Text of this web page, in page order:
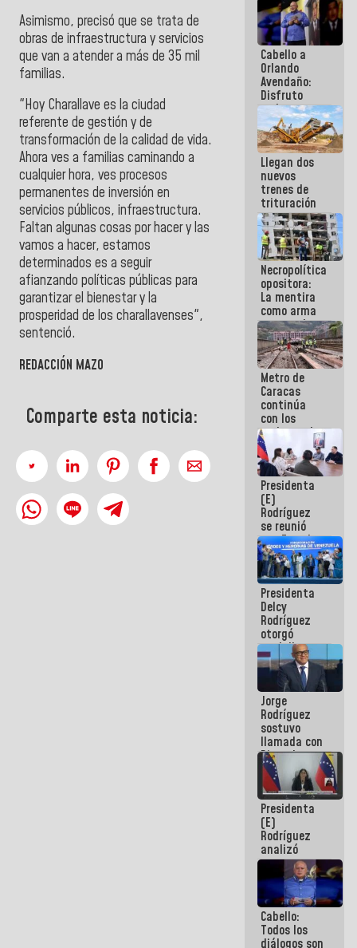
Asimismo, precisó que se trata de
obras de infraestructura y servicios
que van a atender a más de 35 mil
familias.
"Hoy Charallave es la ciudad
referente de gestión y de
transformación de la calidad de vida.
Ahora ves a familias caminando a
cualquier hora, ves procesos
permanentes de inversión en
servicios públicos, infraestructura.
Faltan algunas cosas por hacer y las
vamos a hacer, estamos
determinados es a seguir
afianzando políticas públicas para
garantizar el bienestar y la
prosperidad de los charallavenses",
sentenció.
REDACCIÓN MAZO
Comparte esta noticia:
Cabello a
Orlando
Avendaño:
Disfruto
cada vez
que escribes
porque lo
que haces
es
embarrarla
Llegan dos
nuevos
trenes de
trituración
para
optimizar
manejo de
escombros
en La Guaira
Necropolítica
opositora:
La mentira
como arma
contra el
Pueblo
Metro de
Caracas
continúa
con los
trabajos de
mantenimiento
e inspección
en la Línea 2
Presidenta
(E)
Rodríguez
se reunió
con Estado
Mayor
Eléctrico
para
abordar
planes de
acción
Presidenta
Delcy
Rodríguez
otorgó
medalla
"Héroe de
Venezuela"
a servidores
públicos
Jorge
Rodríguez
sostuvo
llamada con
Dinorah
Figuera y
acuerdan
primer
encuentro
presencial
para el
diálogo
Presidenta
(E)
Rodríguez
analizó
junto a
gobernadores
planes de
recuperación
del Sistema
Eléctrico
Cabello:
Todos los
diálogos son